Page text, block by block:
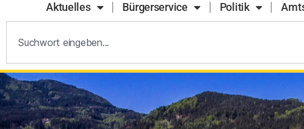
Aktuelles Bürgerservice Politik